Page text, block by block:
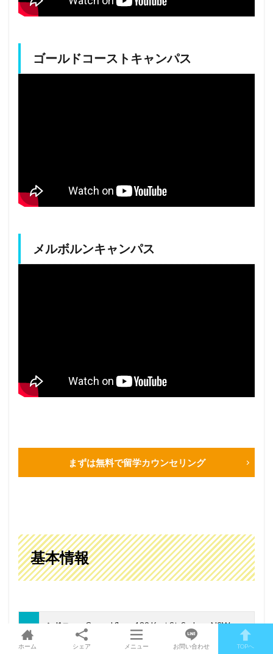
ゴールドコーストキャンパス
メルボルンキャンパス
まずは無料で留学カウンセリング
基本情報
シドニー
：Ground floor, 189 Kent St, Sydney, NSW
ホーム シェア メニュー お問い合わせ TOPへ